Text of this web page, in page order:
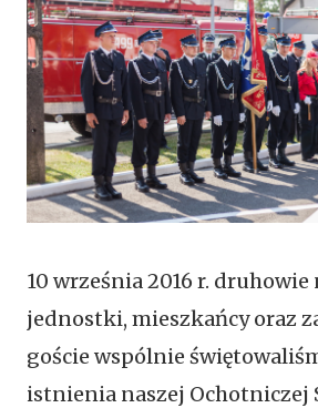
10 września 2016 r. druhowie
jednostki, mieszkańcy oraz
goście wspólnie
istnienia naszej Ochotniczej